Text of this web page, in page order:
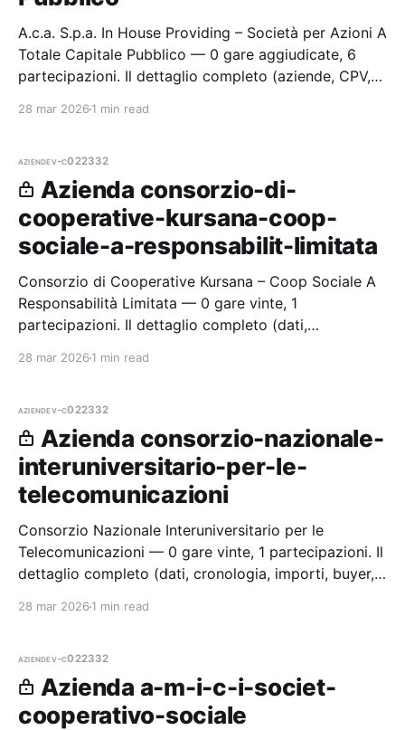
A.c.a. S.p.a. In House Providing – Società per Azioni A
Totale Capitale Pubblico — 0 gare aggiudicate, 6
partecipazioni. Il dettaglio completo (aziende, CPV,
28 mar 2026 1 min read
aziendev-c022332
Azienda consorzio-di-
cooperative-kursana-coop-
sociale-a-responsabilit-limitata
Consorzio di Cooperative Kursana – Coop Sociale A
Responsabilità Limitata — 0 gare vinte, 1
partecipazioni. Il dettaglio completo (dati,
28 mar 2026 1 min read
aziendev-c022332
Azienda consorzio-nazionale-
interuniversitario-per-le-
telecomunicazioni
Consorzio Nazionale Interuniversitario per le
Telecomunicazioni — 0 gare vinte, 1 partecipazioni. Il
dettaglio completo (dati, cronologia, importi, buyer,
28 mar 2026 1 min read
aziendev-c022332
Azienda a-m-i-c-i-societ-
cooperativo-sociale